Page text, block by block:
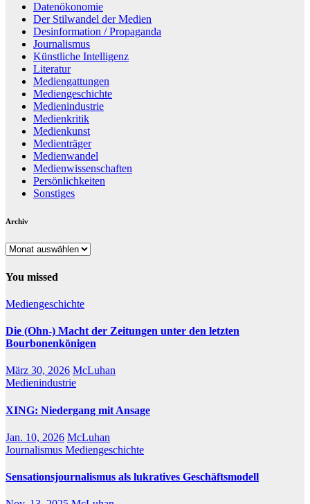
Datenökonomie
Der Stilwandel der Medien
Desinformation / Propaganda
Journalismus
Künstliche Intelligenz
Literatur
Mediengattungen
Mediengeschichte
Medienindustrie
Medienkritik
Medienkunst
Medienträger
Medienwandel
Medienwissenschaften
Persönlichkeiten
Sonstiges
Archiv
Archiv
You missed
Mediengeschichte
Die (Ohn-) Macht der Zeitungen unter den letzten
Bourbonenkönigen
März 30, 2026 McLuhan
Medienindustrie
XING: Niedergang mit Ansage
Jan. 10, 2026 McLuhan
Journalismus Mediengeschichte
Sensationsjournalismus als lukratives Geschäftsmodell